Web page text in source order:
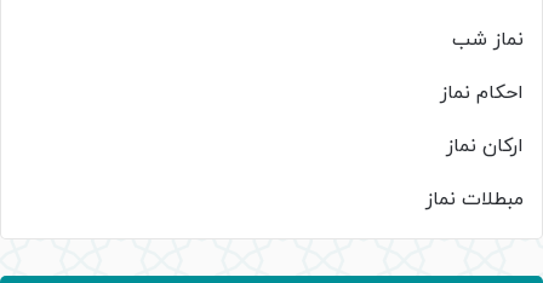
نماز شب
احکام نماز
ارکان نماز
مبطلات نماز